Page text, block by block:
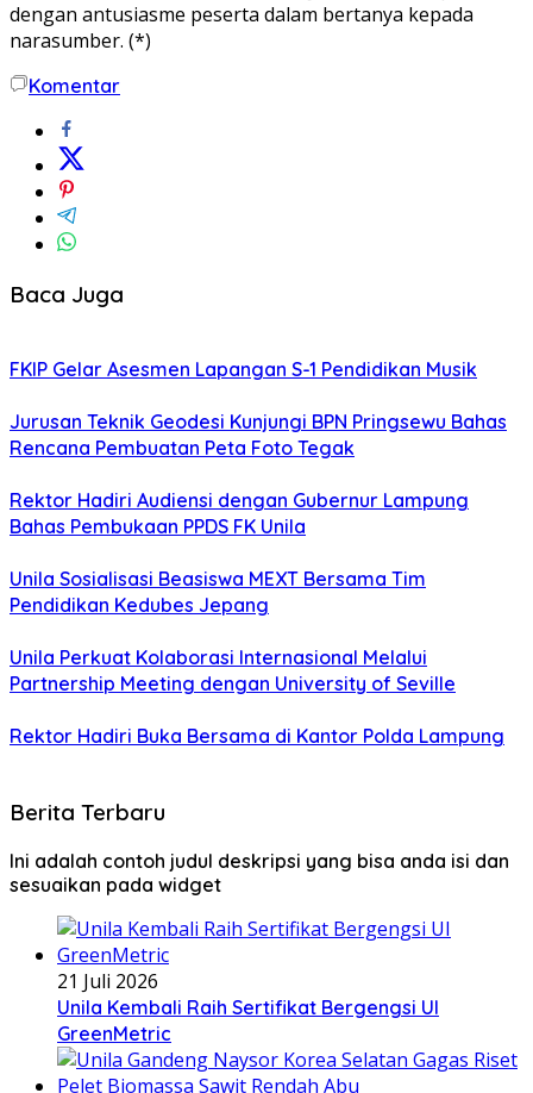
dengan antusiasme peserta dalam bertanya kepada
narasumber. (*)
Komentar
Baca Juga
FKIP Gelar Asesmen Lapangan S-1 Pendidikan Musik
Jurusan Teknik Geodesi Kunjungi BPN Pringsewu Bahas
Rencana Pembuatan Peta Foto Tegak
Rektor Hadiri Audiensi dengan Gubernur Lampung
Bahas Pembukaan PPDS FK Unila
Unila Sosialisasi Beasiswa MEXT Bersama Tim
Pendidikan Kedubes Jepang
Unila Perkuat Kolaborasi Internasional Melalui
Partnership Meeting dengan University of Seville
Rektor Hadiri Buka Bersama di Kantor Polda Lampung
Berita Terbaru
Ini adalah contoh judul deskripsi yang bisa anda isi dan
sesuaikan pada widget
21 Juli 2026
Unila Kembali Raih Sertifikat Bergengsi UI
GreenMetric